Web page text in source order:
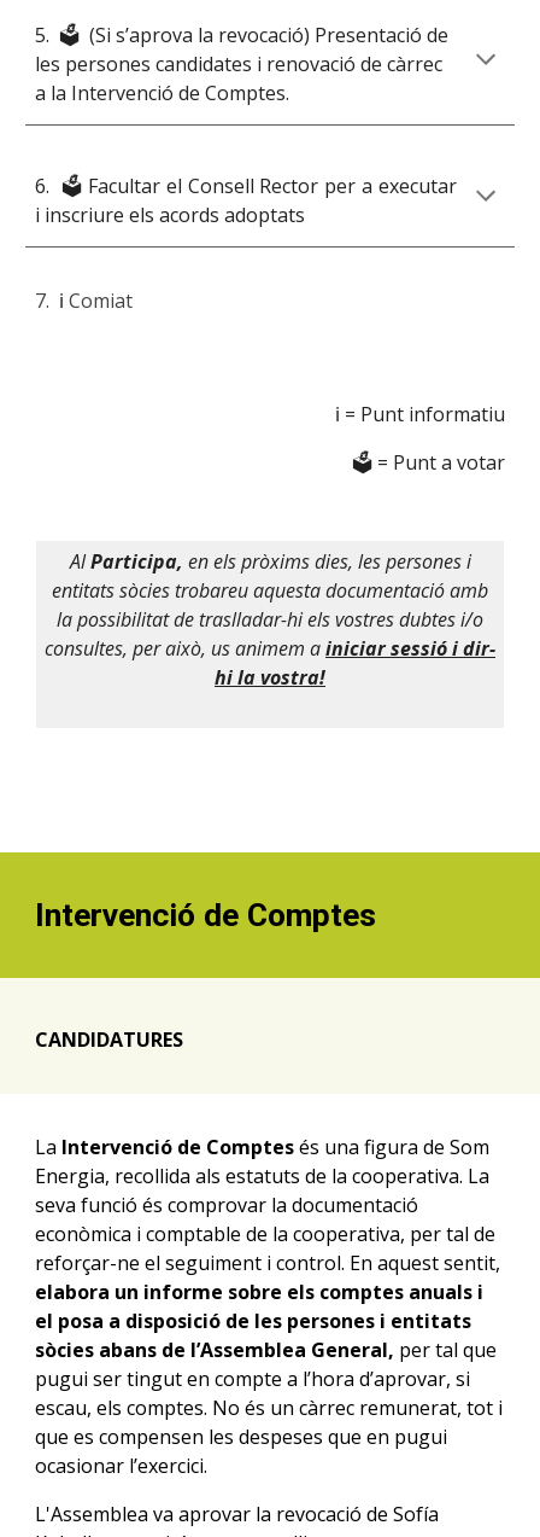
5. 🗳️ (Si s’aprova la revocació) Presentació de
les persones candidates i renovació de càrrec
a la Intervenció de Comptes.
6. 🗳️ Facultar el Consell Rector per a executar
i inscriure els acords adoptats
7. ℹ️Comiat
ℹ️ = Punt informatiu
🗳️ = Punt a votar
AlParticipa, en els pròxims dies, les persones i
entitats sòcies trobareu aquesta documentació amb
la possibilitat de traslladar-hi els vostres dubtes i/o
consultes, per això, us animem ainiciar sessió i dir-
hi la vostra!
Intervenció de Comptes
CANDIDATURES
La Intervenció de Comptesés una figura de Som
Energia, recollida als estatuts de la cooperativa. La
seva funció és comprovar la documentació
econòmica i comptable de la cooperativa, per tal de
reforçar-ne el seguiment i control. En aquest sentit,
elabora un informe sobre els comptes anuals i
el posa a disposició de les persones i entitats
sòcies abans de l’Assemblea General, per tal que
pugui ser tingut en compte a l’hora d’aprovar, si
escau, els comptes. No és un càrrec remunerat, tot i
que es compensen les despeses que en pugui
ocasionar l’exercici.
L'Assembleava aprovar la revocació de Sofía